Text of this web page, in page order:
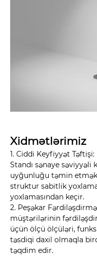
Xidmətlərimiz
1. Ciddi Keyfiyyət
Standı sənaye səviyyəli
uyğunluğu təmin
struktur sabitlik
yoxlamasından keçir.
2. Peşəkar
müştərilərinin
üçün ölçü ölçüləri,
təsdiqi daxil olmaqla
təqdim edir.